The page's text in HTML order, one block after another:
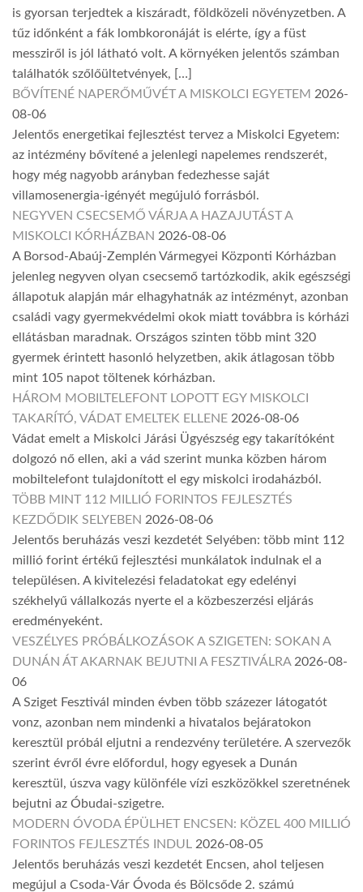
is gyorsan terjedtek a kiszáradt, földközeli növényzetben. A
tűz időnként a fák lombkoronáját is elérte, így a füst
messziről is jól látható volt. A környéken jelentős számban
találhatók szőlőültetvények, […]
BŐVÍTENÉ NAPERŐMŰVÉT A MISKOLCI EGYETEM 2026-
08-06
Jelentős energetikai fejlesztést tervez a Miskolci Egyetem:
az intézmény bővítené a jelenlegi napelemes rendszerét,
hogy még nagyobb arányban fedezhesse saját
villamosenergia-igényét megújuló forrásból.
NEGYVEN CSECSEMŐ VÁRJA A HAZAJUTÁST A
MISKOLCI KÓRHÁZBAN 2026-08-06
A Borsod-Abaúj-Zemplén Vármegyei Központi Kórházban
jelenleg negyven olyan csecsemő tartózkodik, akik egészségi
állapotuk alapján már elhagyhatnák az intézményt, azonban
családi vagy gyermekvédelmi okok miatt továbbra is kórházi
ellátásban maradnak. Országos szinten több mint 320
gyermek érintett hasonló helyzetben, akik átlagosan több
mint 105 napot töltenek kórházban.
HÁROM MOBILTELEFONT LOPOTT EGY MISKOLCI
TAKARÍTÓ, VÁDAT EMELTEK ELLENE 2026-08-06
Vádat emelt a Miskolci Járási Ügyészség egy takarítóként
dolgozó nő ellen, aki a vád szerint munka közben három
mobiltelefont tulajdonított el egy miskolci irodaházból.
TÖBB MINT 112 MILLIÓ FORINTOS FEJLESZTÉS
KEZDŐDIK SELYEBEN 2026-08-06
Jelentős beruházás veszi kezdetét Selyében: több mint 112
millió forint értékű fejlesztési munkálatok indulnak el a
településen. A kivitelezési feladatokat egy edelényi
székhelyű vállalkozás nyerte el a közbeszerzési eljárás
eredményeként.
VESZÉLYES PRÓBÁLKOZÁSOK A SZIGETEN: SOKAN A
DUNÁN ÁT AKARNAK BEJUTNI A FESZTIVÁLRA 2026-08-
06
A Sziget Fesztivál minden évben több százezer látogatót
vonz, azonban nem mindenki a hivatalos bejáratokon
keresztül próbál eljutni a rendezvény területére. A szervezők
szerint évről évre előfordul, hogy egyesek a Dunán
keresztül, úszva vagy különféle vízi eszközökkel szeretnének
bejutni az Óbudai-szigetre.
MODERN ÓVODA ÉPÜLHET ENCSEN: KÖZEL 400 MILLIÓ
FORINTOS FEJLESZTÉS INDUL 2026-08-05
Jelentős beruházás veszi kezdetét Encsen, ahol teljesen
megújul a Csoda-Vár Óvoda és Bölcsőde 2. számú